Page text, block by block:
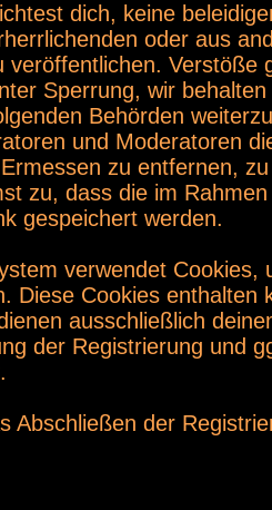
dich, keine
oder aus
veröffentlichen. Verstöße
Sperrung, wir
Behörden
und Moderatoren
zu entfernen,
zu, dass die im
gespeichert werden.
verwendet
Diese Cookies enthalten
ausschließlich
der Registrierung und
Abschließen der